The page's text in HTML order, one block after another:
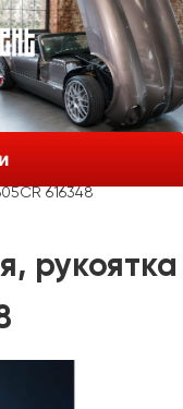
616348
рукоятка